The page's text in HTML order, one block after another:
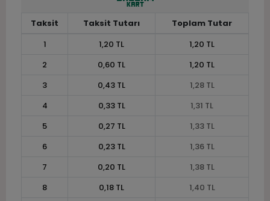
Taksit Taksit Tutarı
Toplam Tutar
1
1,20 TL
1,20 TL
2
0,60 TL
1,20 TL
3
0,43 TL
1,28 TL
4
0,33 TL
1,31 TL
5
0,27 TL
1,33 TL
6
0,23 TL
1,36 TL
7
0,20 TL
1,38 TL
8
0,18 TL
1,40 TL